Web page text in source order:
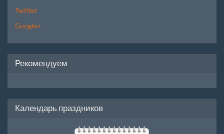
Twitter
Google+
Рекомендуем
Календарь праздников